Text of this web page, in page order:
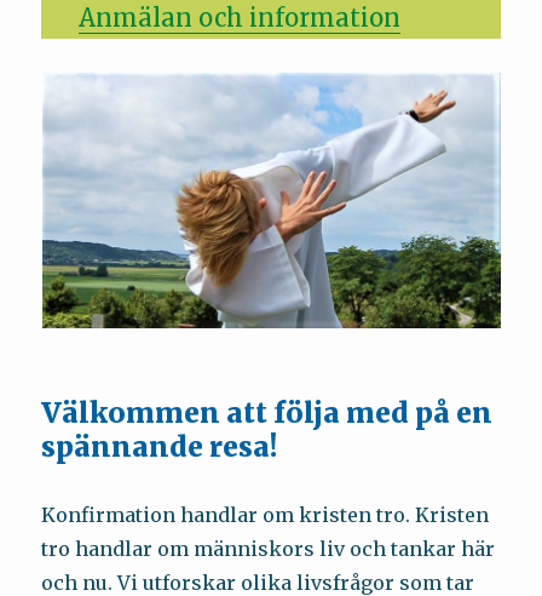
Anmälan och information
Välkommen att följa med på en
spännande resa!
Konfirmation handlar om kristen tro. Kristen
tro handlar om människors liv och tankar här
och nu. Vi utforskar olika livsfrågor som tar